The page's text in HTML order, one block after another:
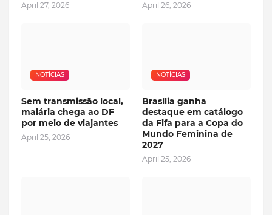
April 27, 2026 April 26, 2026
NOTÍCIAS
Sem transmissão local,
malária chega ao DF
por meio de viajantes
April 25, 2026
NOTÍCIAS
Brasília ganha
destaque em catálogo
da Fifa para a Copa do
Mundo Feminina de
2027
April 25, 2026